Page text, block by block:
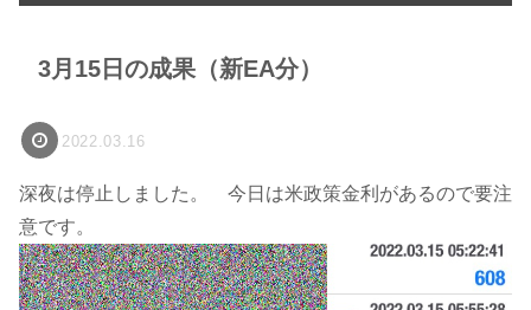
3月15日の成果（新EA分）
2022.03.16
深夜は停止しました。 今日は米政策金利があるので要注
意です。